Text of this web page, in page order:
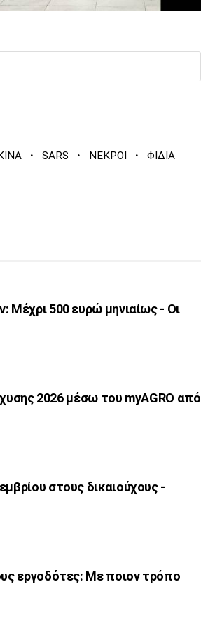
· SARS · ΝΕΚΡΟΙ · ΦΙΔΙΑ
Μέχρι 500 ευρώ μηνιαίως - Οι
2026 μέσω του myAGRO από
στους δικαιούχους -
εργοδότες: Με ποιον τρόπο